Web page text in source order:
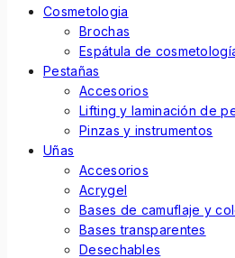
Cosmetologia
Brochas
Espátula de
Pestañas
Accesorios
Lifting y laminación de
Pinzas y instrumentos
Uñas
Accesorios
Acrygel
Bases de camuflaje y
Bases transparentes
Desechables